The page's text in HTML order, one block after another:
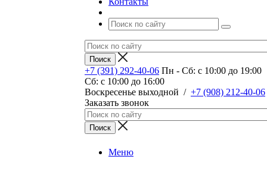
+7 (391) 292-40-06 Пн - Сб: c 10:00 до 19:00
Сб: c 10:00 до 16:00
​Воскресенье выходной / +7 (908) 212-40-06
Заказать звонок
Меню